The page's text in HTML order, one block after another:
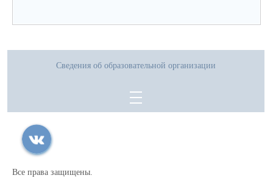
Сведения об образовательной организации
Все права защищены.